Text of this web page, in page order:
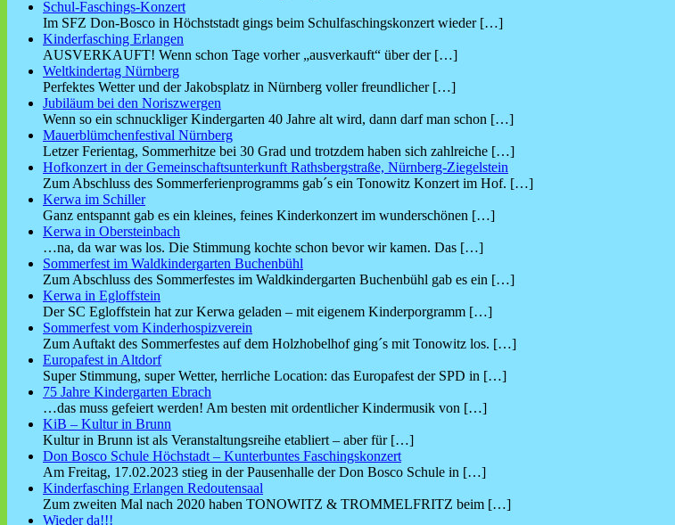
Schul-Faschings-Konzert
Im SFZ Don-Bosco in Höchststadt gings beim Schulfaschingskonzert wieder […]
Kinderfasching Erlangen
AUSVERKAUFT! Wenn schon Tage vorher „ausverkauft“ über der […]
Weltkindertag Nürnberg
Perfektes Wetter und der Jakobsplatz in Nürnberg voller freundlicher […]
Jubiläum bei den Noriszwergen
Wenn so ein schnuckliger Kindergarten 40 Jahre alt wird, dann darf man schon […]
Mauerblümchenfestival Nürnberg
Letzer Ferientag, Sommerhitze bei 30 Grad und trotzdem haben sich zahlreiche […]
Hofkonzert in der Gemeinschaftsunterkunft Rathsbergstraße, Nürnberg-Ziegelstein
Zum Abschluss des Sommerferienprogramms gab´s ein Tonowitz Konzert im Hof. […]
Kerwa im Schiller
Ganz entspannt gab es ein kleines, feines Kinderkonzert im wunderschönen […]
Kerwa in Obersteinbach
…na, da war was los. Die Stimmung kochte schon bevor wir kamen. Das […]
Sommerfest im Waldkindergarten Buchenbühl
Zum Abschluss des Sommerfestes im Waldkindergarten Buchenbühl gab es ein […]
Kerwa in Egloffstein
Der SC Egloffstein hat zur Kerwa geladen – mit eigenem Kinderporgramm […]
Sommerfest vom Kinderhospizverein
Zum Auftakt des Sommerfestes auf dem Holzhobelhof ging´s mit Tonowitz los. […]
Europafest in Altdorf
Super Stimmung, super Wetter, herrliche Location: das Europafest der SPD in […]
75 Jahre Kindergarten Ebrach
…das muss gefeiert werden! Am besten mit ordentlicher Kindermusik von […]
KiB – Kultur in Brunn
Kultur in Brunn ist als Veranstaltungsreihe etabliert – aber für […]
Don Bosco Schule Höchstadt – Kunterbuntes Faschingskonzert
Am Freitag, 17.02.2023 stieg in der Pausenhalle der Don Bosco Schule in […]
Kinderfasching Erlangen Redoutensaal
Zum zweiten Mal nach 2020 haben TONOWITZ & TROMMELFRITZ beim […]
Wieder da!!!